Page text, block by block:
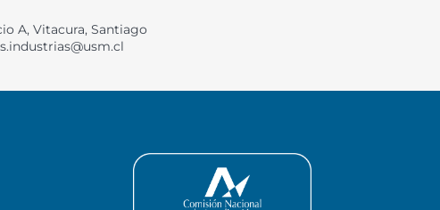
A, Vitacura, Santiago